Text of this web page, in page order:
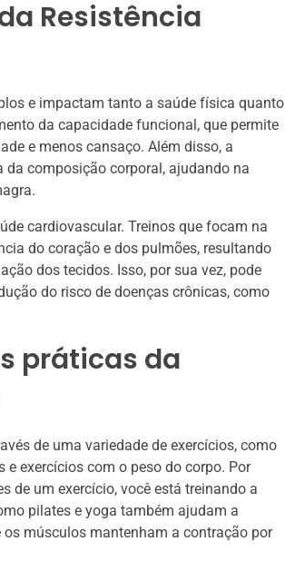
Resistência
e impactam tanto a saúde física quanto
da capacidade funcional, que permite
e menos cansaço. Além disso, a
composição corporal, ajudando na
cardiovascular. Treinos que focam na
do coração e dos pulmões, resultando
dos tecidos. Isso, por sua vez, pode
do risco de doenças crônicas, como
práticas da
de uma variedade de exercícios, como
e exercícios com o peso do corpo. Por
de um exercício, você está treinando a
pilates e yoga também ajudam a
músculos mantenham a contração por